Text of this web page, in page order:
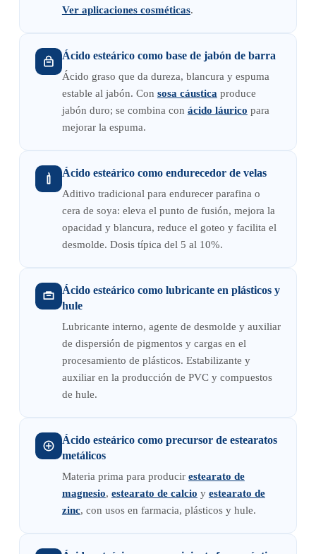
Ver aplicaciones cosméticas.
Ácido esteárico como base de jabón de barra
Ácido graso que da dureza, blancura y espuma
estable al jabón. Con sosa cáustica produce
jabón duro; se combina con ácido láurico para
mejorar la espuma.
Ácido esteárico como endurecedor de velas
Aditivo tradicional para endurecer parafina o
cera de soya: eleva el punto de fusión, mejora la
opacidad y blancura, reduce el goteo y facilita el
desmolde. Dosis típica del 5 al 10%.
Ácido esteárico como lubricante en plásticos y
hule
Lubricante interno, agente de desmolde y auxiliar
de dispersión de pigmentos y cargas en el
procesamiento de plásticos. Estabilizante y
auxiliar en la producción de PVC y compuestos
de hule.
Ácido esteárico como precursor de estearatos
metálicos
Materia prima para producir estearato de
magnesio, estearato de calcio y estearato de
zinc, con usos en farmacia, plásticos y hule.